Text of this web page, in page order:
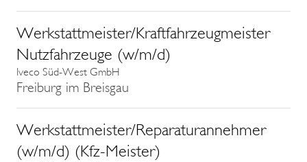
Werkstattmeister/Kraftfahrzeugmeister
Nutzfahrzeuge (w/m/d)
Iveco Süd-West GmbH
Freiburg im Breisgau
Werkstattmeister/Reparaturannehmer
(w/m/d) (Kfz-Meister)